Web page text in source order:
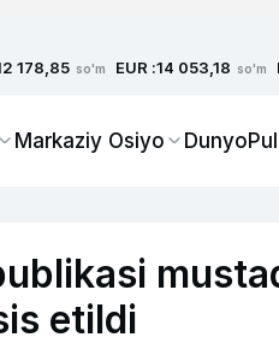
178,85 so'm EUR :14 053,18 so'm
Markaziy Osiyo DunyoPul
etildi